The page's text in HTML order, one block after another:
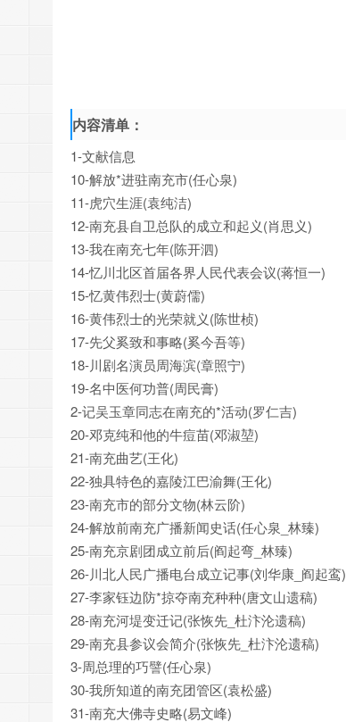
内容清单：
1-文献信息
10-解放*进驻南充市(任心泉)
11-虎穴生涯(袁纯洁)
12-南充县自卫总队的成立和起义(肖思义)
13-我在南充七年(陈开泗)
14-忆川北区首届各界人民代表会议(蒋恒一)
15-忆黄伟烈士(黄蔚儒)
16-黄伟烈士的光荣就义(陈世桢)
17-先父奚致和事略(奚今吾等)
18-川剧名演员周海滨(章照宁)
19-名中医何功普(周民膏)
2-记吴玉章同志在南充的*活动(罗仁吉)
20-邓克纯和他的牛痘苗(邓淑堃)
21-南充曲艺(王化)
22-独具特色的嘉陵江巴渝舞(王化)
23-南充市的部分文物(林云阶)
24-解放前南充广播新闻史话(任心泉_林臻)
25-南充京剧团成立前后(阎起弯_林臻)
26-川北人民广播电台成立记事(刘华康_阎起鸾)
27-李家钰边防*掠夺南充种种(唐文山遗稿)
28-南充河堤变迁记(张恢先_杜汴沦遗稿)
29-南充县参议会简介(张恢先_杜汴沦遗稿)
3-周总理的巧譬(任心泉)
30-我所知道的南充团管区(袁松盛)
31-南充大佛寺史略(易文峰)